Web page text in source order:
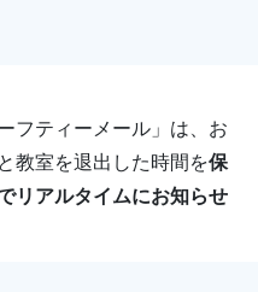
フティーメール」は、お
教室を退出した時間を保
リアルタイムにお知らせ